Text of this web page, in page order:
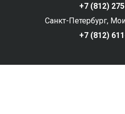
+7 (812)
Санкт-Петербург,
+7 (812)